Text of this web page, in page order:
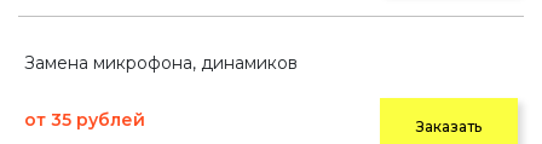
Замена микрофона, динамиков
от 35 рублей Заказать